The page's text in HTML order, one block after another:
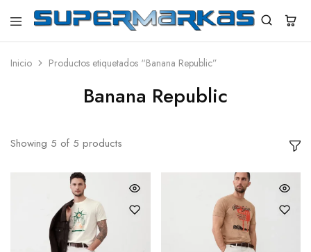
SuperMarkas
Ropa
con
Inicio Productos etiquetados “Banana Republic”
Banana Republic
Showing 5 of 5 products